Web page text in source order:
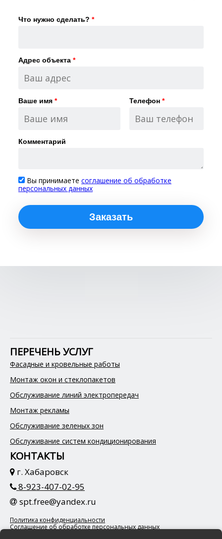
Что нужно сделать? *
Адрес объекта *
Ваше имя * Телефон*
Комментарий
Вы принимаете соглашение об обработке
персональных данных
Заказать
ПЕРЕЧЕНЬ УСЛУГ
Фасадные и кровельные работы
Монтаж окон и стеклопакетов
Обслуживание линий электропередач
Монтаж рекламы
Обслуживание зеленых зон
Обслуживание систем кондиционирования
КОНТАКТЫ
г. Хабаровск
8-923-407-02-95
spt.free@yandex.ru
Политика конфиденциальности
Соглашение об обработке персональных данных